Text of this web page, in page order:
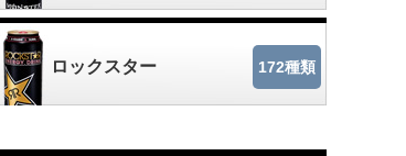
ロックスター 172種類